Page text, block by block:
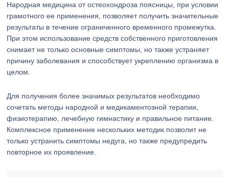
Народная медицина от остеохондроза поясницы, при условии
грамотного ее применения, позволяет получить значительные
результаты в течение ограниченного временного промежутка.
При этом использование средств собственного приготовления
снимает не только основные симптомы, но также устраняет
причину заболевания и способствует укреплению организма в
целом.
Для получения более значимых результатов необходимо
сочетать методы народной и медикаментозной терапии,
физиотерапию, лечебную гимнастику и правильное питание.
Комплексное применение нескольких методик позволит не
только устранить симптомы недуга, но также предупредить
повторное их проявление.